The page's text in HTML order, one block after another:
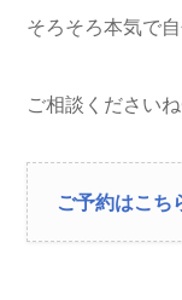
そろそろ本気で
ご相談ください
ご予約はこち